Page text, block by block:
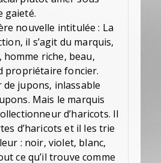
gaieté.
nouvelle intitulée : La
il s’agit du marquis,
homme riche, beau,
propriétaire foncier.
jupons, inlassable
Mais le marquis
d’haricots. Il
d’haricots et il les trie
: noir, violet, blanc,
ce qu’il trouve comme